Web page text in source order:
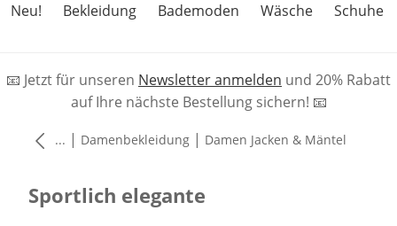
Neu!
Bekleidung Bademoden Wäsche Schuhe
📧 Jetzt für unseren Newsletter anmelden und 20% Rabatt
auf Ihre nächste Bestellung sichern! 📧
... | Damenbekleidung | Damen Jacken & Mäntel
Sportlich elegante